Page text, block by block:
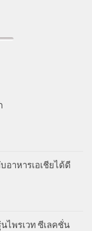
อาหารเอเชียได้ดี
ไพรเวท ซีเลคชั่น